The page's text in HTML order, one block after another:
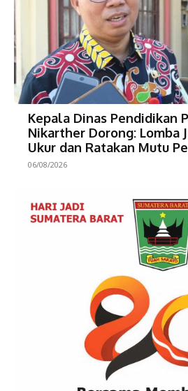
Kepala Dinas Pendidikan
Nikarther Dorong: Lomba
Ukur dan Ratakan Mutu
06/08/2026